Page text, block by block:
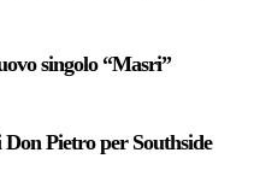
singolo “Masri”
Pietro per Southside